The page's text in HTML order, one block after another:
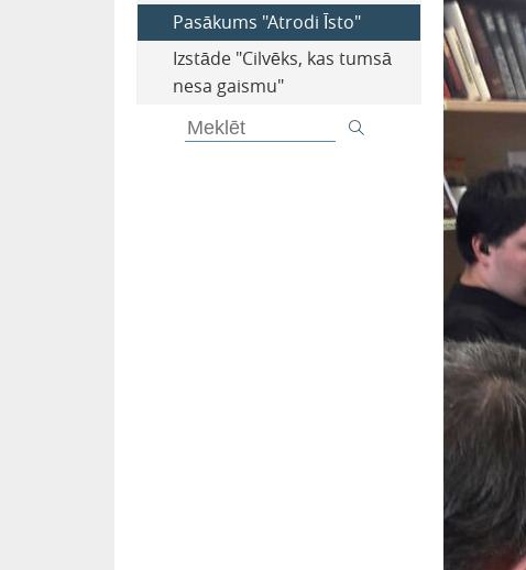
Pasākums "Atrodi Īsto"
Izstāde "Cilvēks, kas tumsā
nesa gaismu"